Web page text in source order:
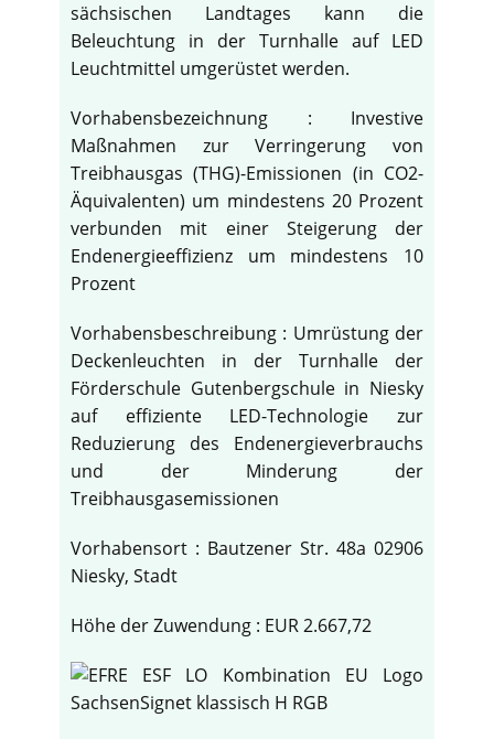
sächsischen Landtages kann die
Beleuchtung in der Turnhalle auf LED
Leuchtmittel umgerüstet werden.
Vorhabensbezeichnung : Investive
Maßnahmen zur Verringerung von
Treibhausgas (THG)-Emissionen (in CO2-
Äquivalenten) um mindestens 20 Prozent
verbunden mit einer Steigerung der
Endenergieeffizienz um mindestens 10
Prozent
Vorhabensbeschreibung : Umrüstung der
Deckenleuchten in der Turnhalle der
Förderschule Gutenbergschule in Niesky
auf effiziente LED-Technologie zur
Reduzierung des Endenergieverbrauchs
und der Minderung der
Treibhausgasemissionen
Vorhabensort : Bautzener Str. 48a 02906
Niesky, Stadt
Höhe der Zuwendung : EUR 2.667,72